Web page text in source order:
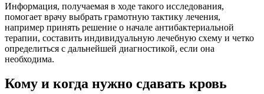
Информация, получаемая в ходе такого исследования,
помогает врачу выбрать грамотную тактику лечения,
например принять решение о начале антибактериальной
терапии, составить индивидуальную лечебную схему и четко
определиться с дальнейшей диагностикой, если она
необходима.
Кому и когда нужно сдавать кровь